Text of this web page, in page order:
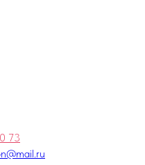
73